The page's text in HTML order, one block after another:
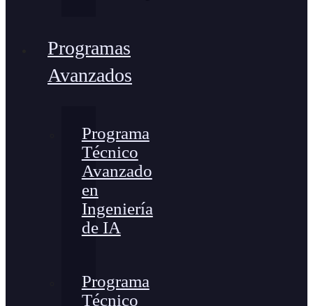
Programas
Avanzados
Programa
Técnico
Avanzado
en
Ingeniería
de IA
Programa
Técnico